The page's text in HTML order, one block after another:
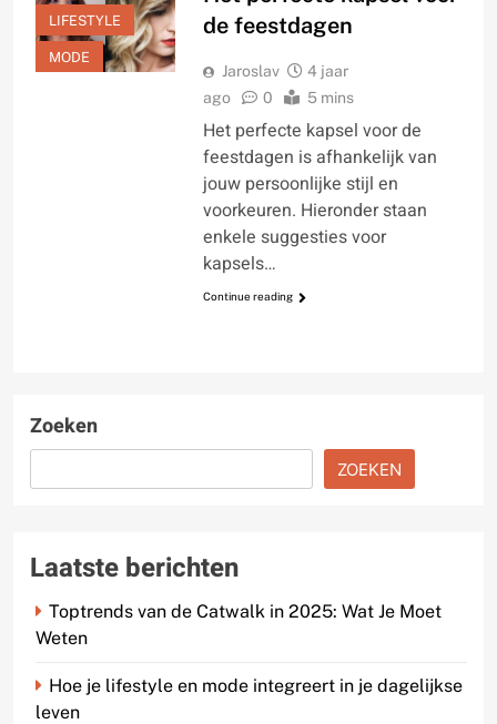
LIFESTYLE
MODE
de feestdagen
Jaroslav
4 jaar
ago
0 5 mins
Het perfecte kapsel voor de
feestdagen is afhankelijk van
jouw persoonlijke stijl en
voorkeuren. Hieronder staan
enkele suggesties voor
kapsels…
Continue reading
Zoeken
ZOEKEN
Laatste berichten
Toptrends van de Catwalk in 2025: Wat Je Moet
Weten
Hoe je lifestyle en mode integreert in je dagelijkse
leven